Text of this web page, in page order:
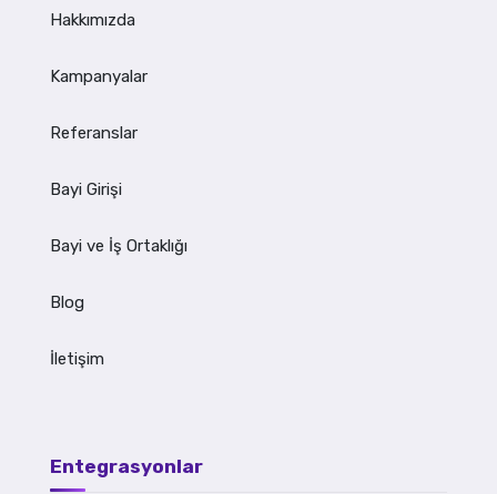
Hakkımızda
Kampanyalar
Referanslar
Bayi Girişi
Bayi ve İş Ortaklığı
Blog
İletişim
Entegrasyonlar